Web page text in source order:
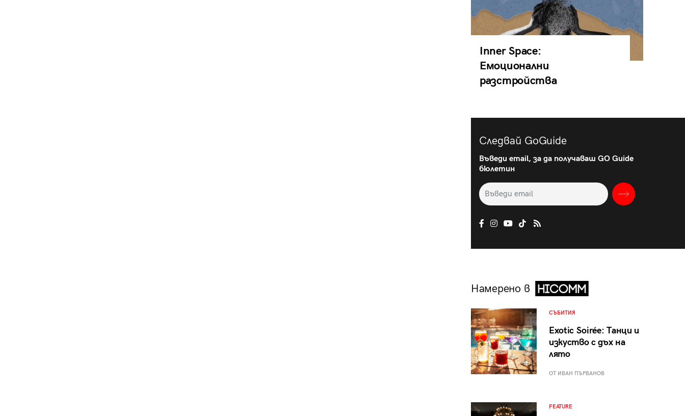
Inner Space:
Емоционални
разстройства
Следвай GoGuide
Въведи email, за да получаваш GO Guide
бюлетин
Намерено в
СЪБИТИЯ
Exotic Soirée: Танци и
изкуство с дъх на
лято
ОТ ИВАН ПЪРВАНОВ
FEATURE